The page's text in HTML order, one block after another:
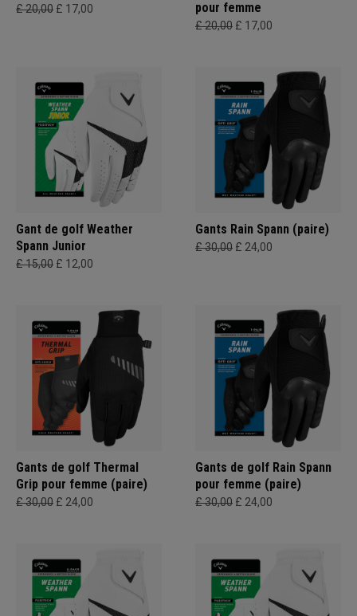
£ 20,00 £ 17,00 pour femme
£ 20,00 £ 17,00
Gant de golf Weather
Spann Junior
£ 15,00 £ 12,00
Gants Rain Spann (paire)
£ 30,00 £ 24,00
Gants de golf Thermal
Grip pour femme (paire)
£ 30,00 £ 24,00
Gants de golf Rain Spann
pour femme (paire)
£ 30,00 £ 24,00